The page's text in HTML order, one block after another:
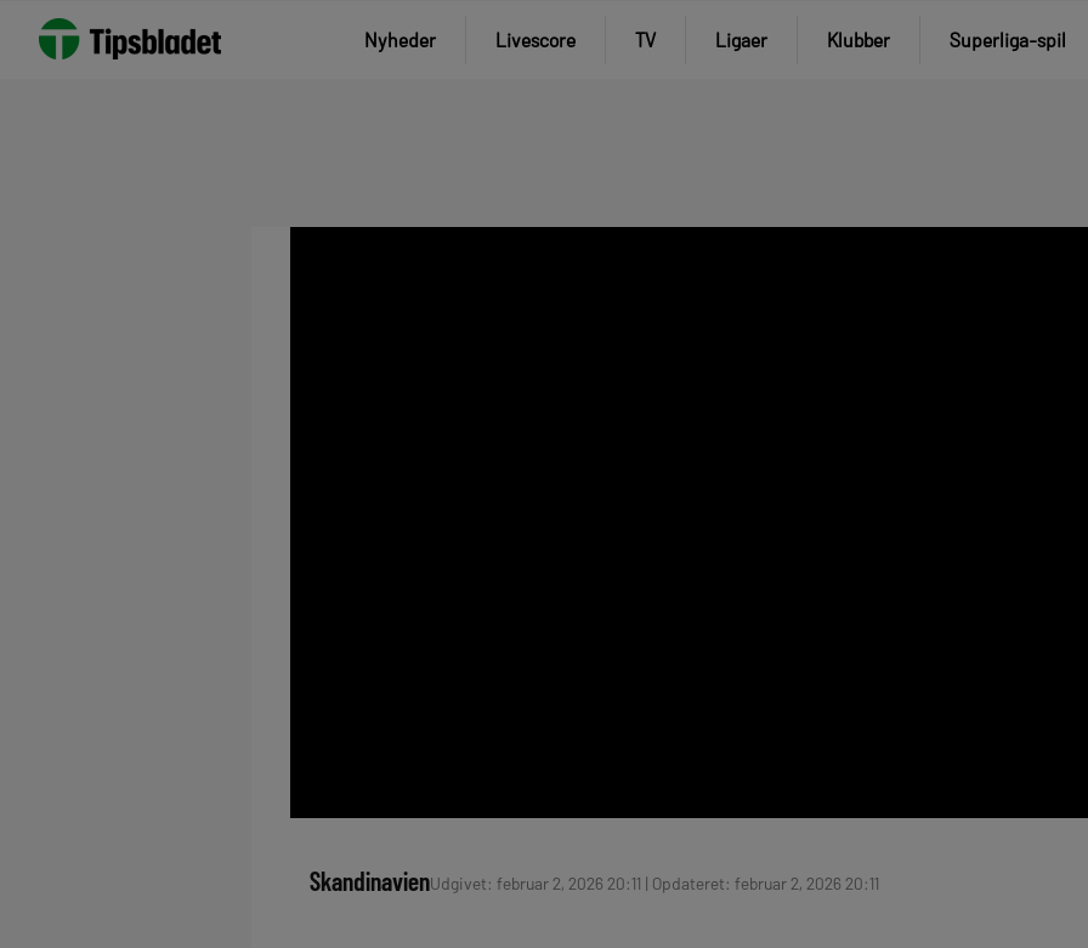
Nyheder Livescore TV Ligaer Klubber Superliga-spil
SkandinavienUdgivet: februar 2, 2026 20:11 | Opdateret: februar 2, 2026 20:11